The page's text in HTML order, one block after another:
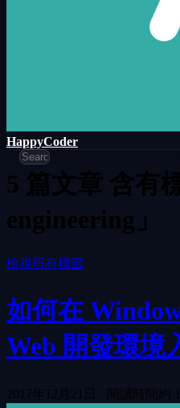
HappyCoder
5 篇文章 含有
engineering」
檢視所有標籤
如何在
Web 開發環境
2017年12月21日 · 閱讀時間約